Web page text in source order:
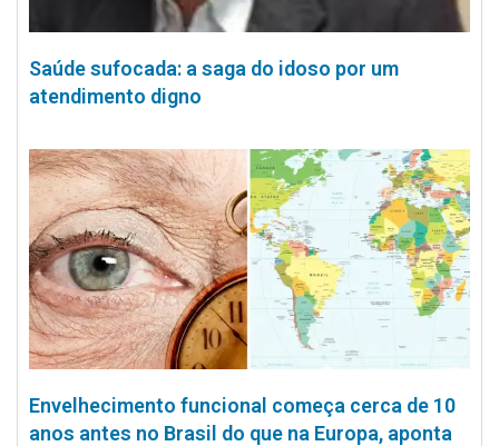
Saúde sufocada: a saga do idoso por um
atendimento digno
Envelhecimento funcional começa cerca de 10
anos antes no Brasil do que na Europa, aponta